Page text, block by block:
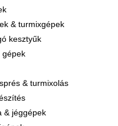
& turmixgépek
kesztyűk
gépek
& turmixolás
& jéggépek